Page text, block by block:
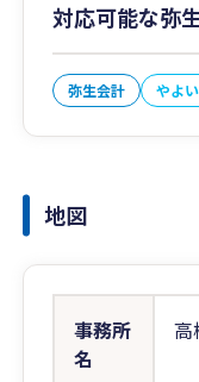
対応可能な弥
弥生会計 やよ
地図
事務所
名
高